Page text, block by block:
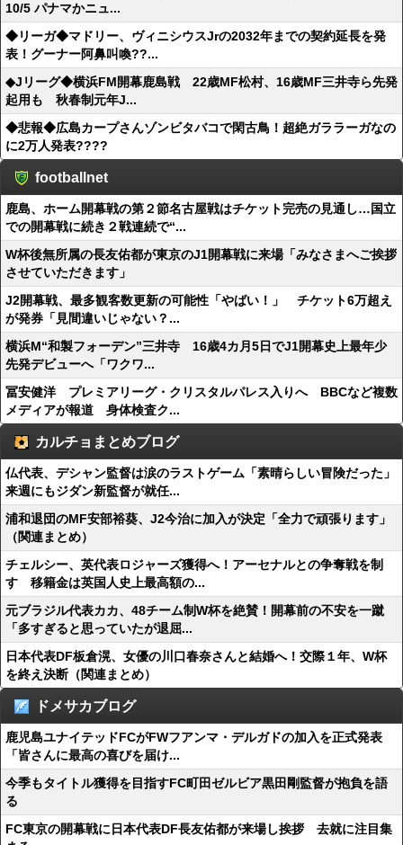
10/5 パナマかニュ...
◆リーガ◆マドリー、ヴィニシウスJrの2032年までの契約延長を発
表！グーナー阿鼻叫喚??...
◆Jリーグ◆横浜FM開幕鹿島戦 22歳MF松村、16歳MF三井寺ら先発
起用も 秋春制元年J...
◆悲報◆広島カープさんゾンビタバコで閑古鳥！超絶ガララーガなの
に2万人発表????
footballnet
鹿島、ホーム開幕戦の第２節名古屋戦はチケット完売の見通し…国立
での開幕戦に続き２戦連続で“...
W杯後無所属の長友佑都が東京のJ1開幕戦に来場「みなさまへご挨拶
させていただきます」
J2開幕戦、最多観客数更新の可能性「やばい！」 チケット6万超え
が発券「見間違いじゃない？...
横浜M“和製フォーデン”三井寺 16歳4カ月5日でJ1開幕史上最年少
先発デビューへ「ワクワ...
冨安健洋 プレミアリーグ・クリスタルパレス入りへ BBCなど複数
メディアが報道 身体検査ク...
カルチョまとめブログ
仏代表、デシャン監督は涙のラストゲーム「素晴らしい冒険だった」
来週にもジダン新監督が就任...
浦和退団のMF安部裕葵、J2今治に加入が決定「全力で頑張ります」
（関連まとめ）
チェルシー、英代表ロジャーズ獲得へ！アーセナルとの争奪戦を制
す 移籍金は英国人史上最高額の...
元ブラジル代表カカ、48チーム制W杯を絶賛！開幕前の不安を一蹴
「多すぎると思っていたが退屈...
日本代表DF板倉滉、女優の川口春奈さんと結婚へ！交際１年、W杯
を終え決断（関連まとめ）
ドメサカブログ
鹿児島ユナイテッドFCがFWフアンマ・デルガドの加入を正式発表
「皆さんに最高の喜びを届け...
今季もタイトル獲得を目指すFC町田ゼルビア黒田剛監督が抱負を語
る
FC東京の開幕戦に日本代表DF長友佑都が来場し挨拶 去就に注目集